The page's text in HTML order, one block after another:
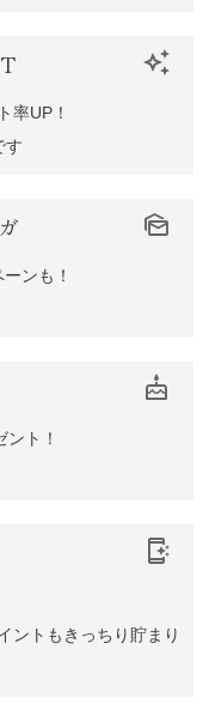
auto_awesome
率UP！
す
mark_as_unread
ンも！
cake
ト！
app_shortcut
ントもきっちり貯まり